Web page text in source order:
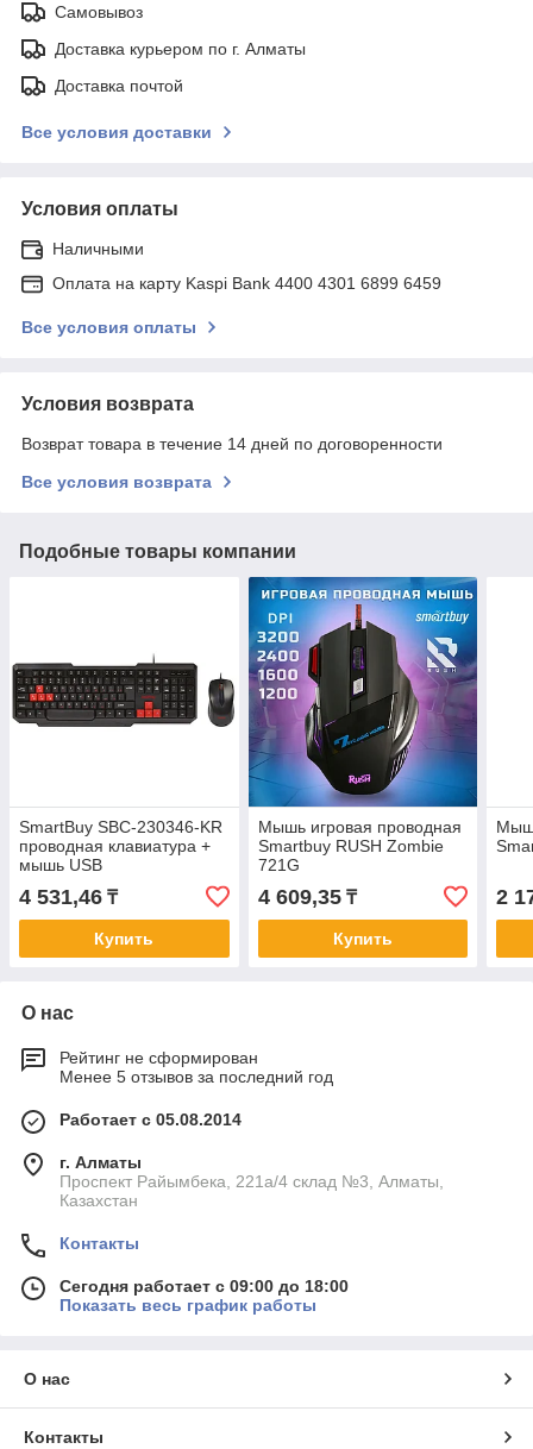
Самовывоз
Доставка курьером по г. Алматы
Доставка почтой
Все условия доставки
Условия оплаты
Наличными
Оплата на карту Kaspi Bank 4400 4301 6899 6459
Все условия оплаты
Условия возврата
Возврат товара в течение 14 дней по договоренности
Все условия возврата
Подобные товары компании
SmartBuy SBC-230346-KR
проводная клавиатура +
мышь USB
красными элементами
4 531,46 ₸
Купить
Мышь игровая проводная
Smartbuy RUSH Zombie
721G
4 609,35₸
Купить
2
О нас
Рейтинг не сформирован
Менее 5 отзывов за последний год
Работает с 05.08.2014
г. Алматы
Проспект Райымбека, 221а/4 склад №3, Алматы,
Казахстан
Контакты
Сегодня работает с 09:00 до 18:00
Показать весь график работы
О нас
Контакты